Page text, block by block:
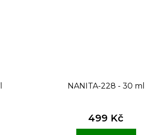
NANITA-228 - 30 ml
499 Kč